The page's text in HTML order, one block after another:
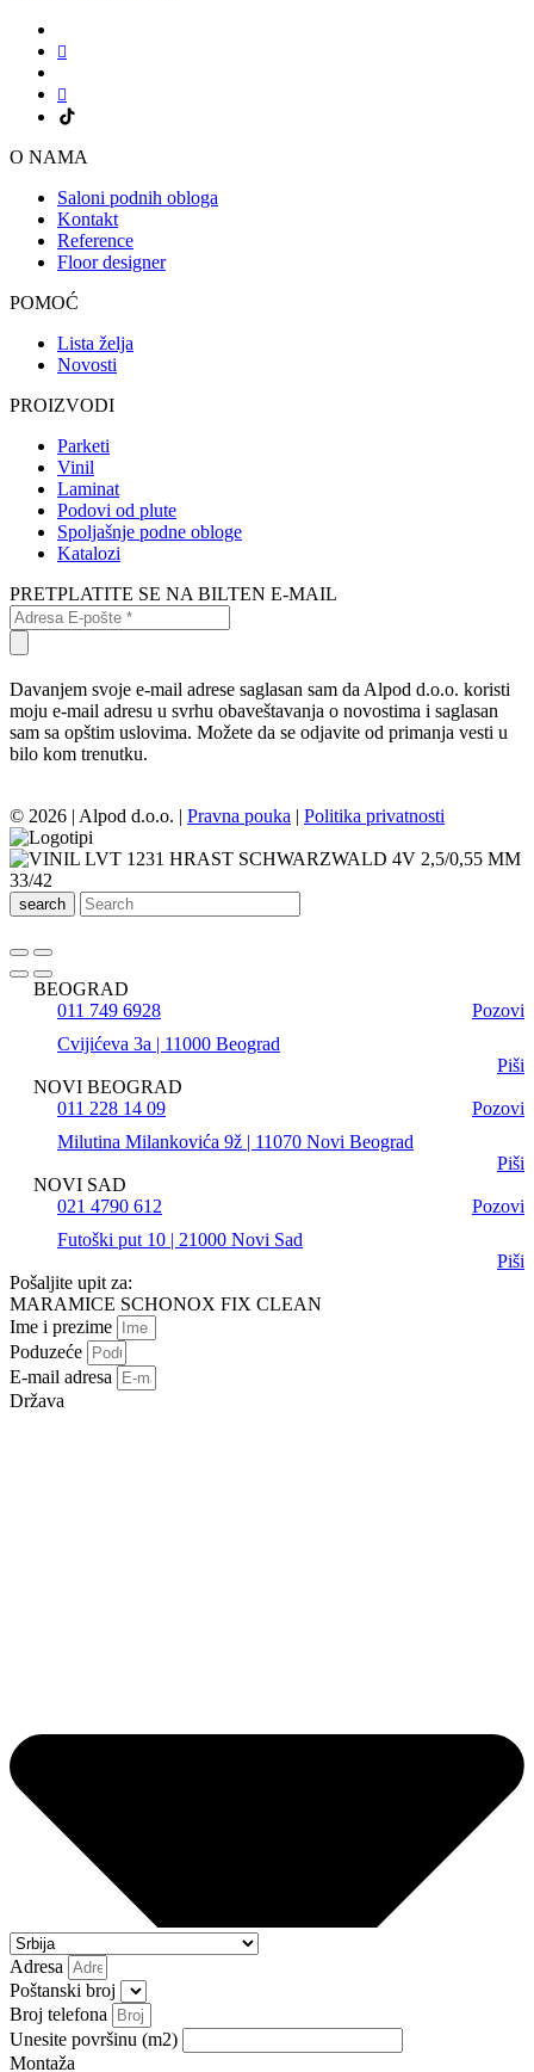
O NAMA
Saloni podnih obloga
Kontakt
Reference
Floor designer
POMOĆ
Lista želja
Novosti
PROIZVODI
Parketi
Vinil
Laminat
Podovi od plute
Spoljašnje podne obloge
Katalozi
PRETPLATITE SE NA BILTEN E-MAIL
Davanjem svoje e-mail adrese saglasan sam da Alpod d.o.o. koristi
moju e-mail adresu u svrhu obaveštavanja o novostima i saglasan
sam sa opštim uslovima. Možete da se odjavite od primanja vesti u
bilo kom trenutku.
© 2026 | Alpod d.o.o. | Pravna pouka | Politika privatnosti
search
BEOGRAD
011 749 6928
Pozovi
Cvijićeva 3a | 11000 Beograd
Piši
NOVI BEOGRAD
011 228 14 09
Pozovi
Milutina Milankovića 9ž | 11070 Novi Beograd
Piši
NOVI SAD
021 4790 612
Pozovi
Futoški put 10 | 21000 Novi Sad
Piši
Pošaljite upit za:
MARAMICE SCHONOX FIX CLEAN
Ime i prezime
Poduzeće
E-mail adresa
Država
Adresa
Poštanski broj
Broj telefona
Unesite površinu (m2)
Montaža